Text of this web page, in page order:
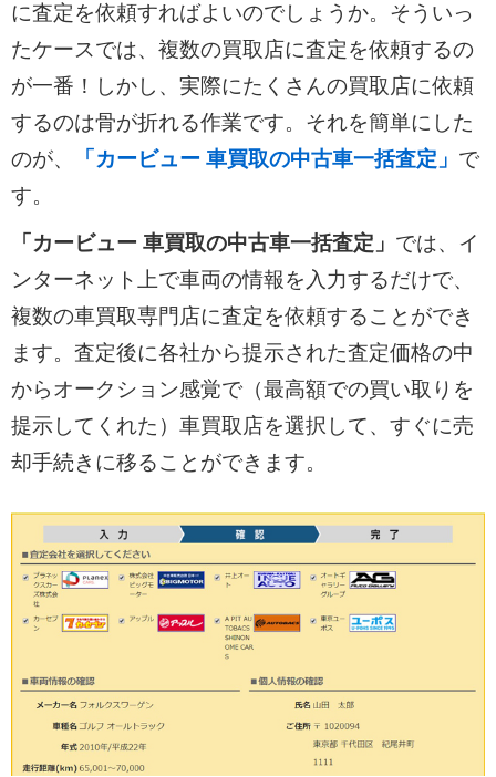
に査定を依頼すればよいのでしょうか。そういっ
たケースでは、複数の買取店に査定を依頼するの
が一番！しかし、実際にたくさんの買取店に依頼
するのは骨が折れる作業です。それを簡単にした
のが、
「カービュー 車買取の中古車一括査定」 で
す。
「カービュー 車買取の中古車一括査定」 では、イ
ンターネット上で車両の情報を入力するだけで、
複数の車買取専門店に査定を依頼することができ
ます。査定後に各社から提示された査定価格の中
からオークション感覚で（最高額での買い取りを
提示してくれた）車買取店を選択して、すぐに売
却手続きに移ることができます。